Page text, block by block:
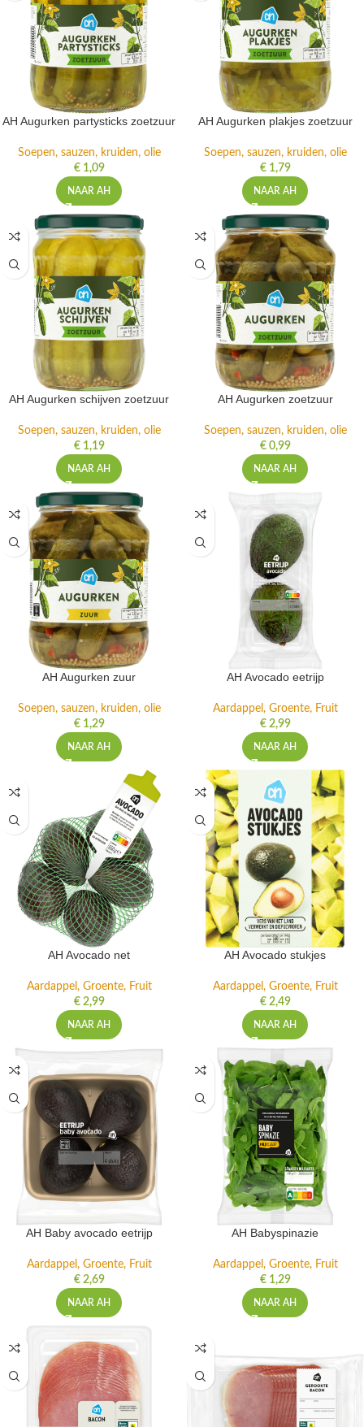
AH Augurken partysticks zoetzuur
Soepen, sauzen, kruiden, olie
€1,09
NAAR AH
AH Augurken plakjes zoetzuur
Soepen, sauzen, kruiden, olie
€1,79
NAAR AH
AH Augurken schijven zoetzuur
Soepen, sauzen, kruiden, olie
€1,19
NAAR AH
AH Augurken zoetzuur
Soepen, sauzen, kruiden, olie
€0,99
NAAR AH
AH Augurken zuur
Soepen, sauzen, kruiden, olie
€1,29
NAAR AH
AH Avocado eetrijp
Aardappel, Groente, Fruit
€2,99
NAAR AH
AH Avocado net
Aardappel, Groente, Fruit
€2,99
NAAR AH
AH Avocado stukjes
Aardappel, Groente, Fruit
€2,49
NAAR AH
AH Baby avocado eetrijp
Aardappel, Groente, Fruit
€2,69
NAAR AH
AH Babyspinazie
Aardappel, Groente, Fruit
€1,29
NAAR AH